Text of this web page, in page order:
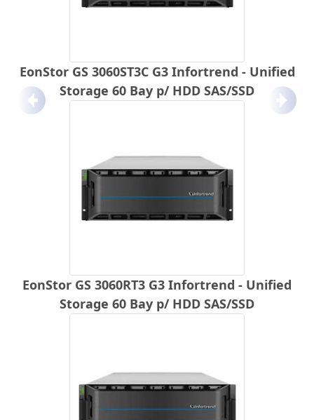
EonStor GS 3060ST3C G3 Infortrend - Unified
Storage 60 Bay p/ HDD SAS/SSD
EonStor GS 3060RT3 G3 Infortrend - Unified
Storage 60 Bay p/ HDD SAS/SSD
Anterior